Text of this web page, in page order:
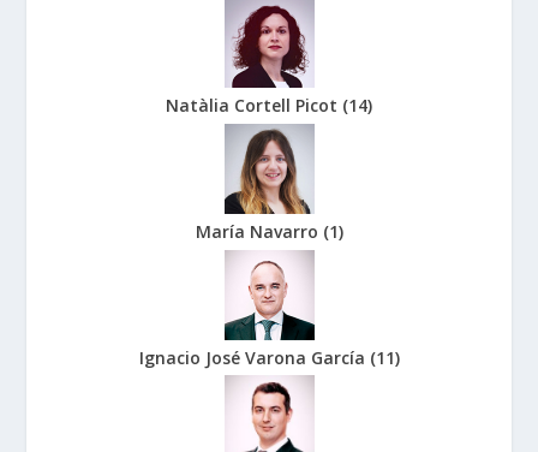
Natàlia Cortell Picot (14)
María Navarro (1)
Ignacio José Varona García (11)